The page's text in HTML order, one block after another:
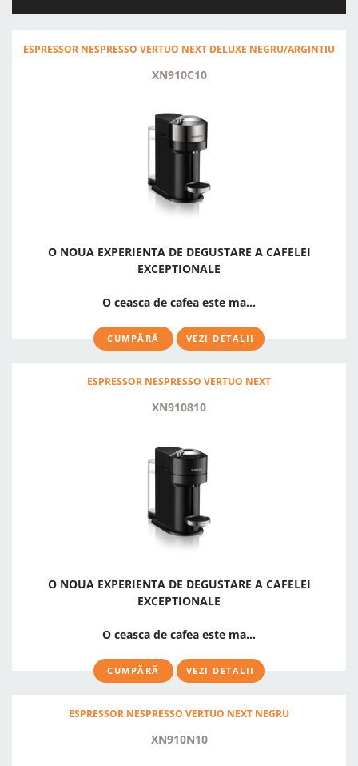
ESPRESSOR NESPRESSO VERTUO NEXT DELUXE NEGRU/ARGINTIU
XN910C10
O NOUA EXPERIENTA DE DEGUSTARE A CAFELEI
EXCEPTIONALE
O ceasca de cafea este ma...
CUMPĂRĂ VEZI DETALII
ESPRESSOR NESPRESSO VERTUO NEXT
XN910810
O NOUA EXPERIENTA DE DEGUSTARE A CAFELEI
EXCEPTIONALE
O ceasca de cafea este ma...
CUMPĂRĂ VEZI DETALII
ESPRESSOR NESPRESSO VERTUO NEXT NEGRU
XN910N10